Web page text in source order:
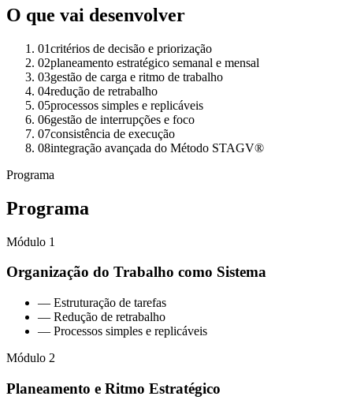
O que vai desenvolver
01critérios de decisão e priorização
02planeamento estratégico semanal e mensal
03gestão de carga e ritmo de trabalho
04redução de retrabalho
05processos simples e replicáveis
06gestão de interrupções e foco
07consistência de execução
08integração avançada do Método STAGV®
Programa
Programa
Módulo 1
Organização do Trabalho como Sistema
— Estruturação de tarefas
— Redução de retrabalho
— Processos simples e replicáveis
Módulo 2
Planeamento e Ritmo Estratégico